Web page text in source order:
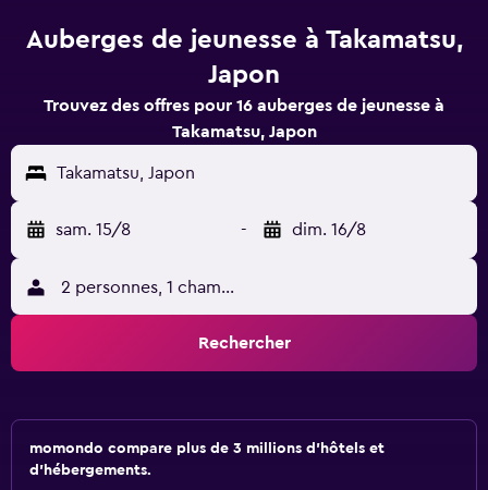
Auberges de jeunesse à Takamatsu,
Japon
Trouvez des offres pour 16 auberges de jeunesse à
Takamatsu, Japon
Takamatsu, Japon
sam. 15/8 - dim. 16/8
2 personnes, 1 chambre
Rechercher
momondo compare plus de 3 millions d'hôtels et
d'hébergements.